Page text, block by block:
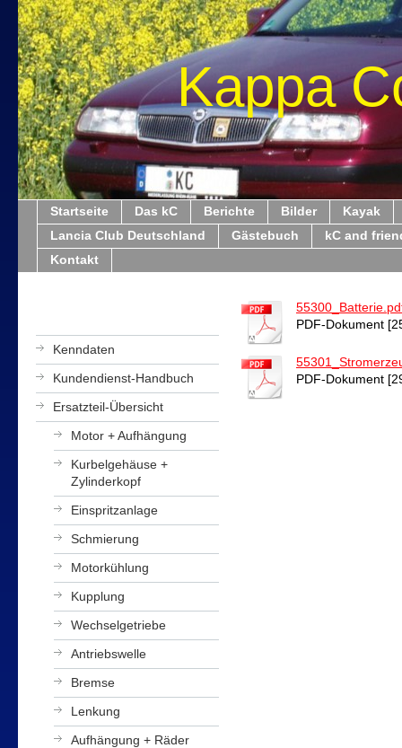
Kappa
Startseite Das kC Berichte Bilder
Kayak
Lancia Club Deutschland
Gästebuch
kC and
Kontakt
Kenndaten
Kundendienst-Handbuch
Ersatzteil-Übersicht
Motor + Aufhängung
Kurbelgehäuse +
Zylinderkopf
Einspritzanlage
Schmierung
Motorkühlung
Kupplung
Wechselgetriebe
Antriebswelle
Bremse
Lenkung
Aufhängung + Räder
PDF-Dokument
PDF-Dokument